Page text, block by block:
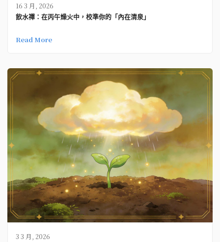
16 3 月, 2026
飲水禪：在丙午燥火中，校準你的「內在清泉」
Read More
3 3 月, 2026